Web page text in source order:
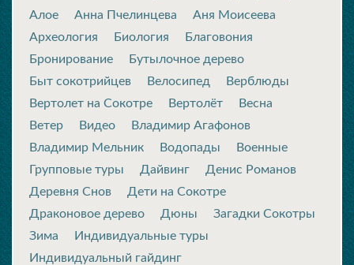
Алое
Анна Пчелинцева
Аня Моисеева
Археология
Биология
Благовония
Бронирование
Бутылочное дерево
Быт сокотрийцев
Велосипед
Верблюды
Вертолет на Сокотре
Вертолёт
Весна
Ветер
Видео
Владимир Агафонов
Владимир Мельник
Водопады
Военные
Групповые туры
Дайвинг
Денис Романов
Деревня Снов
Дети на Сокотре
Драконовое дерево
Дюны
Загадки Сокотры
Зима
Индивидуальные туры
Индивидуальный гайдинг